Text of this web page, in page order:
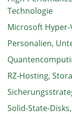
Technologie
Microsoft Hyper-
Personalien,
RZ-Hosting,
Solid-State-